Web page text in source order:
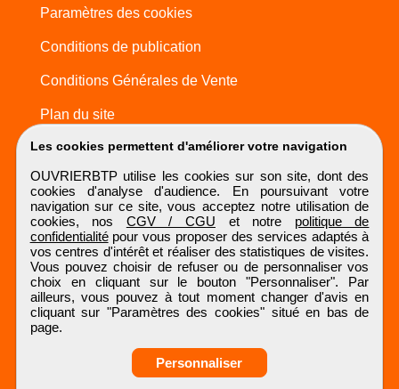
Les cookies permettent d'améliorer votre navigation
OUVRIERBTP utilise les cookies sur son site, dont des
cookies d'analyse d'audience. En poursuivant votre
navigation sur ce site, vous acceptez notre utilisation de
cookies, nos CGV / CGU et notre politique de
confidentialitépour vous proposer des services adaptés à
vos centres d'intérêt et réaliser des statistiques de visites.
Vous pouvez choisir de refuser ou de personnaliser vos
choix en cliquant sur le bouton "Personnaliser". Par
ailleurs, vous pouvez à tout moment changer d'avis en
cliquant sur "Paramètres des cookies" situé en bas de
page.
Personnaliser
Paramètres des cookies
Conditions de publication
Conditions Générales de Vente
Plan du site